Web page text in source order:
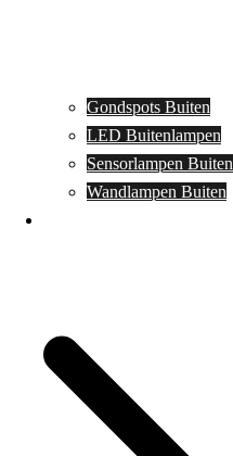
Gondspots Buiten
LED Buitenlampen
Sensorlampen Buiten
Wandlampen Buiten